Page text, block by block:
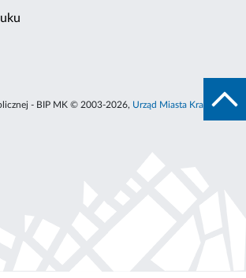
- BIP MK © 2003-2026, Urząd Miasta Krakowa